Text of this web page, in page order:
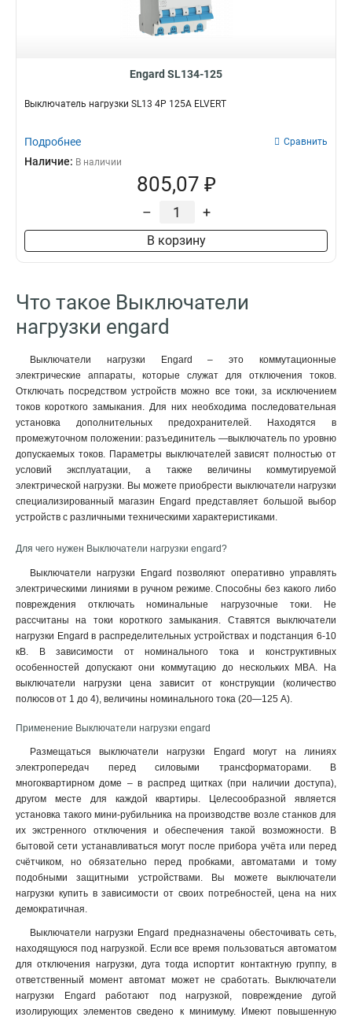
Engard SL134-125
Выключатель нагрузки SL13 4Р 125А ELVERT
Подробнее Сравнить
Наличие: В наличии
805,07 ₽
– +
В корзину
Что такое Выключатели
нагрузки engard
Выключатели нагрузки Engard – это коммутационные
электрические аппараты, которые служат для отключения токов.
Отключать посредством устройств можно все токи, за исключением
токов короткого замыкания. Для них необходима последовательная
установка дополнительных предохранителей. Находятся в
промежуточном положении: разъединитель —выключатель по уровню
допускаемых токов. Параметры выключателей зависят полностью от
условий эксплуатации, а также величины коммутируемой
электрической нагрузки. Вы можете приобрести выключатели нагрузки
специализированный магазин Engard представляет большой выбор
устройств с различными техническими характеристиками.
Для чего нужен Выключатели нагрузки engard?
Выключатели нагрузки Engard позволяют оперативно управлять
электрическими линиями в ручном режиме. Способны без какого либо
повреждения отключать номинальные нагрузочные токи. Не
рассчитаны на токи короткого замыкания. Ставятся выключатели
нагрузки Engard в распределительных устройствах и подстанция 6-10
кВ. В зависимости от номинального тока и конструктивных
особенностей допускают они коммутацию до нескольких MBA. На
выключатели нагрузки цена зависит от конструкции (количество
полюсов от 1 до 4), величины номинального тока (20—125 А).
Применение Выключатели нагрузки engard
Размещаться выключатели нагрузки Engard могут на линиях
электропередач перед силовыми трансформаторами. В
многоквартирном доме – в распред щитках (при наличии доступа),
другом месте для каждой квартиры. Целесообразной является
установка такого мини-рубильника на производстве возле станков для
их экстренного отключения и обеспечения такой возможности. В
бытовой сети устанавливаться могут после прибора учёта или перед
счётчиком, но обязательно перед пробками, автоматами и тому
подобными защитными устройствами. Вы можете выключатели
нагрузки купить в зависимости от своих потребностей, цена на них
демократичная.
Выключатели нагрузки Engard предназначены обесточивать сеть,
находящуюся под нагрузкой. Если все время пользоваться автоматом
для отключения нагрузки, дуга тогда испортит контактную группу, в
ответственный момент автомат может не сработать. Выключатели
нагрузки Engard работают под нагрузкой, повреждение дугой
изолирующих элементов сведено к минимуму. Имеют повышенную